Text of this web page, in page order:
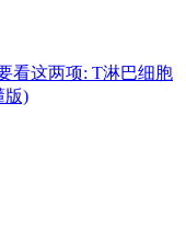
看这两项: T淋巴细胞
版)